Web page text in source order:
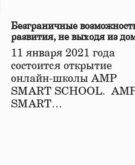
Безграничные
развития, не выходя из
11 января 2021 года
состоится открытие
онлайн-школы АМР
SMART SCHOOL.
SMART…